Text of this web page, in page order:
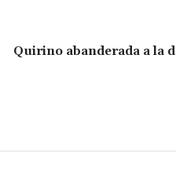
Quirino abanderada a la